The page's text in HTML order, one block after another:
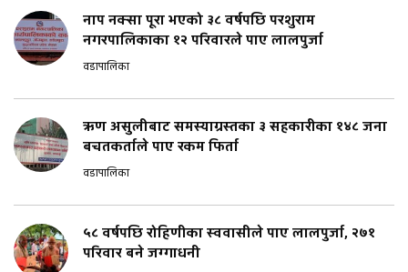
नाप नक्सा पूरा भएको ३८ वर्षपछि परशुराम
नगरपालिकाका १२ परिवारले पाए लालपुर्जा
वडापालिका
ऋण असुलीबाट समस्याग्रस्तका ३ सहकारीका १४८ जना
बचतकर्ताले पाए रकम फिर्ता
वडापालिका
५८ वर्षपछि रोहिणीका स्ववासीले पाए लालपुर्जा, २७१
परिवार बने जग्गाधनी